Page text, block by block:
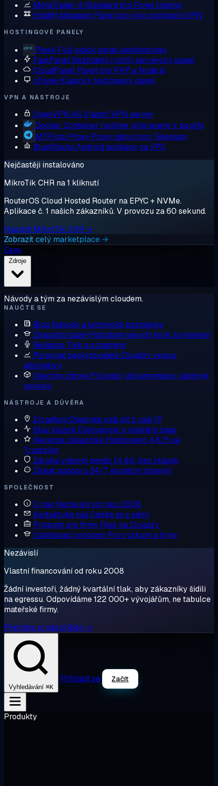
MetaTrader 4 Standard pro Forex trading
Hiddify Manager Panel pro více protokolů VPN
HOSTINGOVÉ PANELY
Plesk Full-stack panel webhostingu
FastPanel Bezplatný rychlý serverový panel
CloudPanel Panel pro PHP a Node.js
cPanel Klasický hostingový panel
VPN A NÁSTROJE
OpenVPN AS Vlastní VPN server
Docker Container runtime, připravený k použití
MTProto Proxy Proxy nativní pro Telegram
BlueStacks Android aplikace na VPS
Nejčastěji instalováno
MikroTik CHR na 1 kliknutí
RouterOS Cloud Hosted Router na EPYC + NVMe.
Aplikace č. 1 našich zákazníků. V provozu za 60 sekund.
Nasadit MikroTik CHR →
Zobrazit celý marketplace →
Ceny
Návody a tým za nezávislým cloudem.
NAUČTE SE
Blog Návody a technické poznámky
Znalostní báze Podrobné návody krok za krokem
Redakce Tisk a oznámení
Porovnat poskytovateleCloudzy versus
alternativy
Všechny zdroje Průvodci, dokumentace, nástroje,
novinky
NÁSTROJE A DŮVĚRA
ZrcadleníOtestujte naši síť z vaší IP
Stav služeb Dostupnost v reálném čase
Recenze zákazníků Hodnoceno 4,6/5 na
Trustpilot
Záruka vrácení peněz 14 dní, bez otázek
Získat podporu 24/7, skuteční inženýři
SPOLEČNOST
O nás Nezávislí od roku 2008
Kontaktujte nás Spojte se s námi
Program pro firmy Růst na Cloudzy
Vzdělávací program Pro výzkum a týmy
Nezávislí
Vlastní financování od roku 2008
Žádní investoři, žádný kvartální tlak, aby zákazníky šidili
na egressu. Odpovídáme 122 000+ vývojářům, ne tabulce
mateřské firmy.
Přečtěte si náš příběh →
Vyhledávání ⌘K
Přihlásit se Začít
Produkty